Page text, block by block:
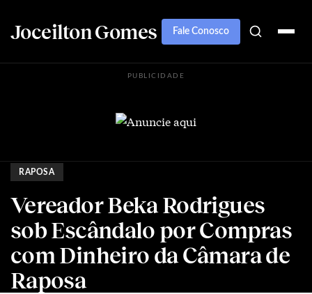
Joceilton Gomes Fale Conosco
PUBLICIDADE
RAPOSA
Vereador Beka Rodrigues
sob Escândalo por Compras
com Dinheiro da Câmara de
Raposa